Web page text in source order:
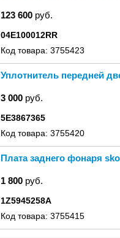
123 600 руб.
04E100012RR
Код товара: 3755423
Уплотнитель передней
3 000 руб.
5E3867365
Код товара: 3755420
Плата заднего фонаря
1 800 руб.
1Z5945258A
Код товара: 3755415